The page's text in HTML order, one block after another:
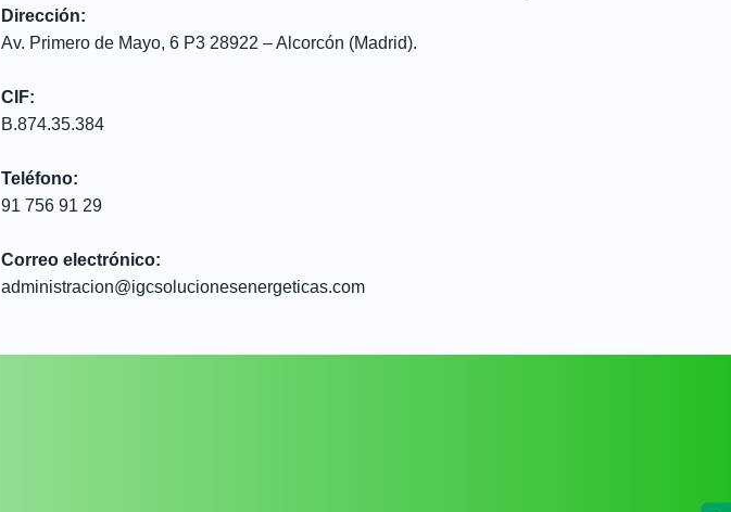
Dirección:
Av. Primero de Mayo, 6 P3 28922 – Alcorcón (Madrid).
CIF:
B.874.35.384
Teléfono:
91 756 91 29
Correo electrónico:
administracion@igcsolucionesenergeticas.com